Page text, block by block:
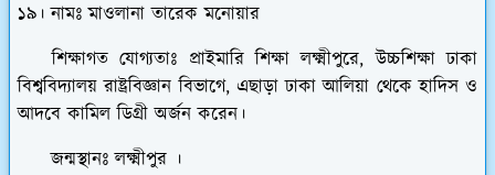
১৯। নামঃ মাওলানা তারেক মনোয়ার
শিক্ষাগত যোগ্যতাঃ প্রাইমারি শিক্ষা লক্ষ্মীপুরে, উচ্চশিক্ষা ঢাকা
বিশ্ববিদ্যালয় রাষ্ট্রবিজ্ঞান বিভাগে, এছাড়া ঢাকা আলিয়া থেকে হাদিস ও
আদবে কামিল ডিগ্রী অর্জন করেন।
জন্মস্থানঃ লক্ষ্মীপুর ।